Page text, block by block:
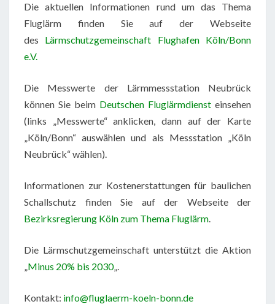
Die aktuellen Informationen rund um das Thema
Fluglärm finden Sie auf der Webseite
des Lärmschutzgemeinschaft Flughafen Köln/Bonn
e.V.
Die Messwerte der Lärmmessstation Neubrück
können Sie beim Deutschen Fluglärmdienst einsehen
(links „Messwerte“ anklicken, dann auf der Karte
„Köln/Bonn“ auswählen und als Messstation „Köln
Neubrück“ wählen).
Informationen zur Kostenerstattungen für baulichen
Schallschutz finden Sie auf der Webseite der
Bezirksregierung Köln zum Thema Fluglärm.
Die Lärmschutzgemeinschaft unterstützt die Aktion
„Minus 20% bis 2030„.
Kontakt: info@fluglaerm-koeln-bonn.de